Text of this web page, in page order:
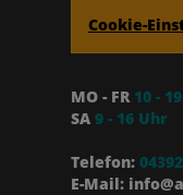
Cookie-
MO - FR 10 -
SA 9 - 16 Uhr
Telefon:
E-Mail: